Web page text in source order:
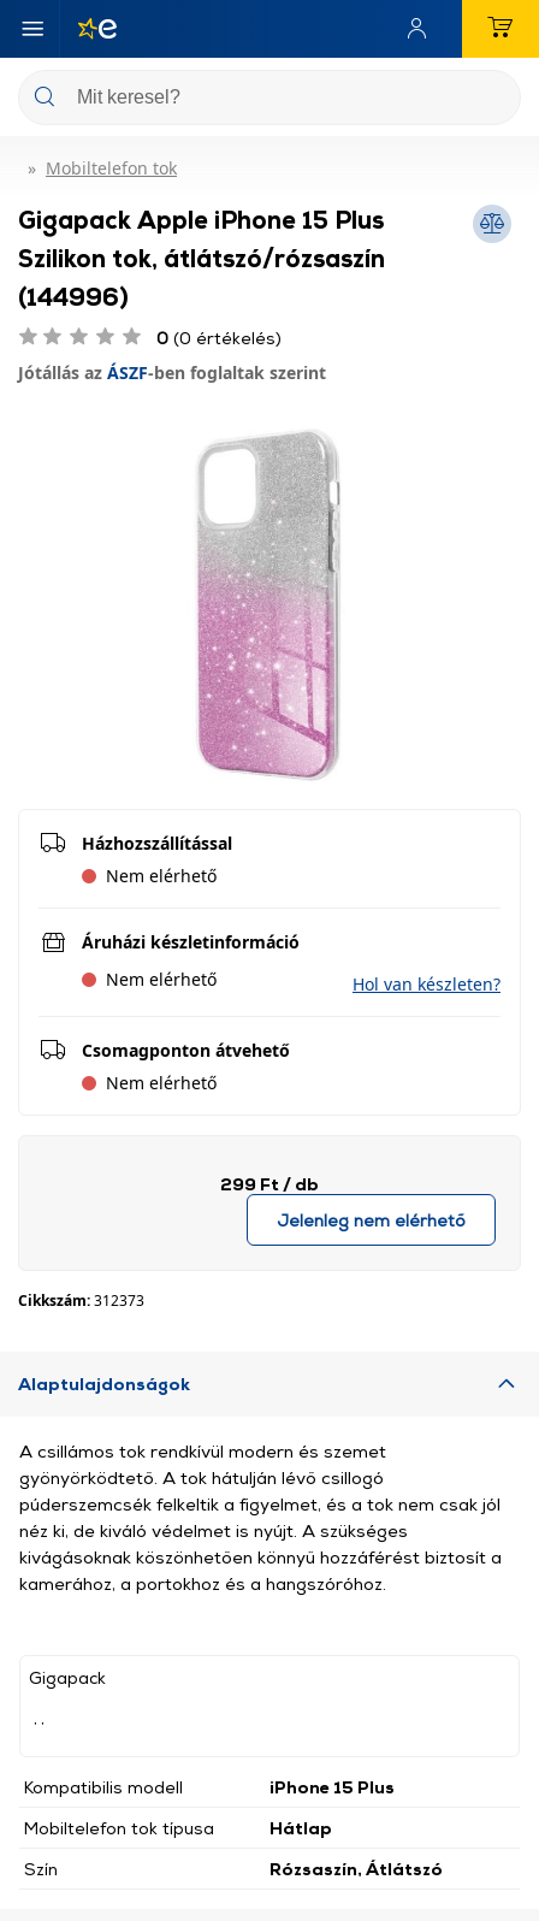
Mobiltelefon tok
Gigapack Apple iPhone 15 Plus
Szilikon tok, átlátszó/rózsaszín
(144996)
0 (0 értékelés)
Jótállás az ÁSZF-ben foglaltak szerint
Házhozszállítással
Nem elérhető
Áruházi készletinformáció
Nem elérhető
Hol van készleten?
Csomagponton átvehető
Nem elérhető
299 Ft / db
Jelenleg nem elérhető
Cikkszám:312373
Alaptulajdonságok
Gigapack
Kompatibilis modell
iPhone 15 Plus
Mobiltelefon tok típusa
Hátlap
Szín
Rózsaszín, Átlátszó
A csillámos tok rendkívül modern és szemet
gyönyörködtető. A tok hátulján lévő csillogó
púderszemcsék felkeltik a figyelmet, és a tok nem csak jól
néz ki, de kiváló védelmet is nyújt. A szükséges
kivágásoknak köszönhetően könnyű hozzáférést biztosít a
kamerához, a portokhoz és a hangszóróhoz.